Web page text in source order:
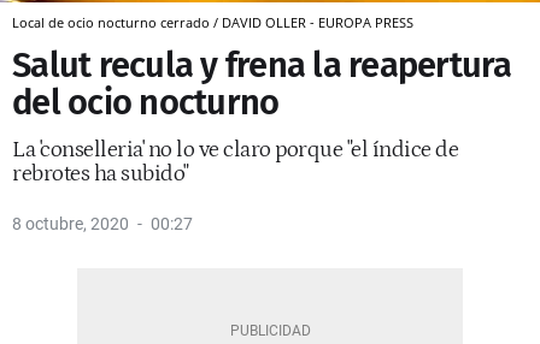
Local de ocio nocturno cerrado / DAVID OLLER - EUROPA PRESS
Salut recula y frena la reapertura
del ocio nocturno
La 'conselleria' no lo ve claro porque "el índice de
rebrotes ha subido"
8 octubre, 2020 00:27